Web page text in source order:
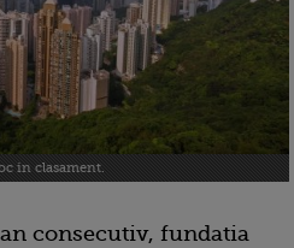
in clasament.
consecutiv, fundatia